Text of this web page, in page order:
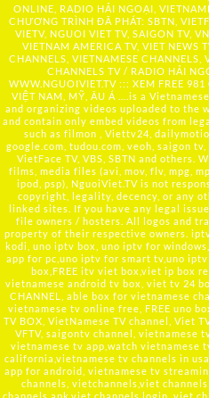
ONLINE, RADIO HẢI NGOẠI,
CHƯƠNG TRÌNH ĐÃ PHÁT: SBTN,
VIETV, NGUOI VIET TV, SAIGON TV,
VIETNAM AMERICA TV, VIET NEWS
CHANNELS, VIETNAMESE CHANNELS,
CHANNELS TV / RADIO HẢI
WWW.NGUOIVIET.TV ::: XEM FREE
VIỆT NAM, MỸ, ÂU Á ….is a
and organizing videos uploaded to the
and contain only embed videos from
such as filmon , Viettv24,
google.com, tudou.com, veoh, saigon
VietFace TV, VBS, SBTN and others.
films, media files (avi, mov, flv, mpg,
ipod, psp), NguoiViet.TV is not
copyright, legality, decency, or any
linked sites. If you have any legal
file owners / hosters. All logos and
property of their respective owners.
kodi, uno iptv box, uno iptv for
app for pc,uno iptv for smart tv,uno
box,FREE itv viet box,viet ip box
vietnamese android tv box, viet tv 24
CHANNEL, able box for vietnamese
vietnamese tv online free, FREE uno
TV BOX, VietNamese TV channel, Viet
VFTV, saigontv channel, vietnamese
vietnamese tv app,watch vietnamese
california,vietnamese tv channels in
app for android, vietnamese tv
channels, vietchannels,viet
channels apk,viet channels login, viet